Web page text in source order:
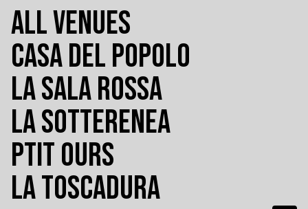
ALL VENUES
CASA DEL POPOLO
LA SALA ROSSA
LA SOTTERENEA
PTIT OURS
LA TOSCADURA